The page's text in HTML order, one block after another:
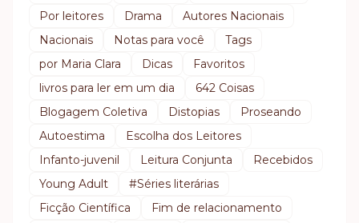
Por leitores
Drama
Autores Nacionais
Nacionais
Notas para você
Tags
por Maria Clara
Dicas
Favoritos
livros para ler em um dia
642 Coisas
Blogagem Coletiva
Distopias
Proseando
Autoestima
Escolha dos Leitores
Infanto-juvenil
Leitura Conjunta
Recebidos
Young Adult
#Séries literárias
Ficção Científica
Fim de relacionamento